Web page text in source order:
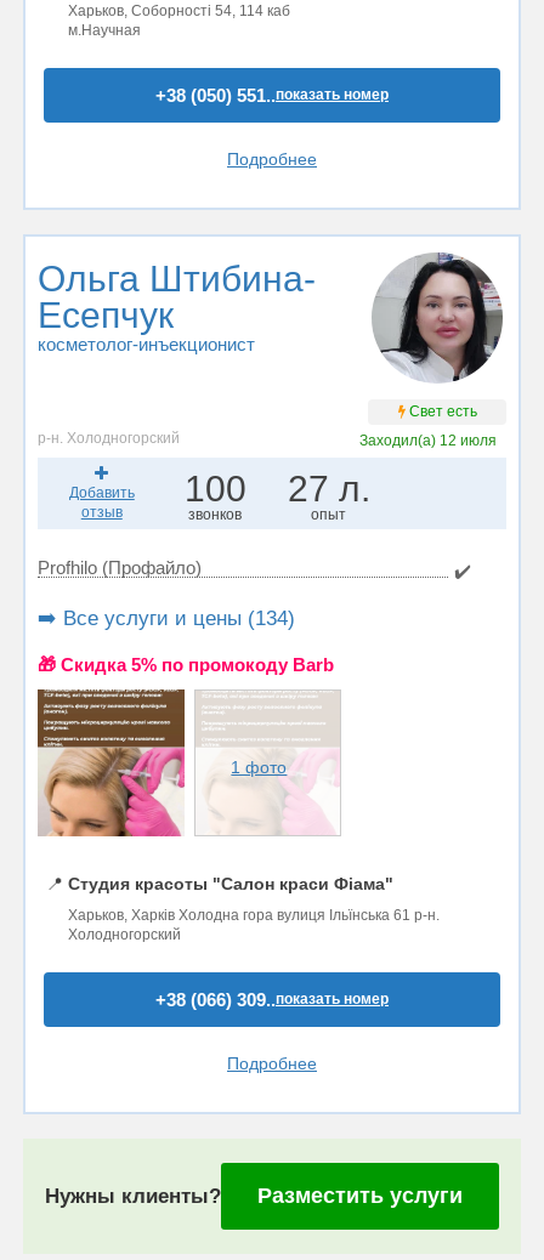
Харьков, Соборності 54, 114 каб
м.Научная
+38 (050) 551..показать номер
Подробнее
Ольга Штибина-
Есепчук
косметолог-инъекционист
Свет есть
р-н. Холодногорский
Заходил(а) 12 июля
Добавить
отзыв
100
звонков
27 л.
опыт
Profhilo (Профайло) ✔️
➡️ Все услуги и цены (134)
🎁 Cкидка 5% по промокоду Barb
1 фото
📍 Студия красоты "Салон краси Фіама"
Харьков, Харків Холодна гора вулиця Ільїнська 61 р-н.
Холодногорский
+38 (066) 309..показать номер
Подробнее
Нужны клиенты? Разместить услуги